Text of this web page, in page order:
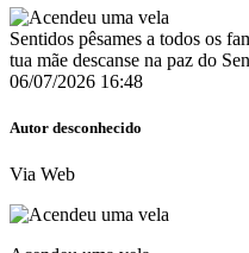
Sentidos pêsames a todos os
tua mãe descanse na paz do
06/07/2026 16:48
Autor desconhecido
Via Web